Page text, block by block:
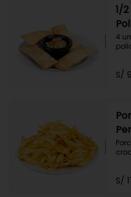
1/
4
S/
S/